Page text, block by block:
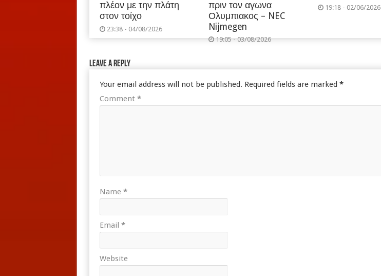
πλέον με την πλάτη
στον τοίχο
23:38 - 04/08/2026
πριν τον αγωνα
Ολυμπιακος – NEC
Nijmegen
19:05 - 03/08/2026
19:18 - 02/06/2026
Leave a Reply
Your email address will not be published. Required fields are marked *
Comment *
Name *
Email *
Website